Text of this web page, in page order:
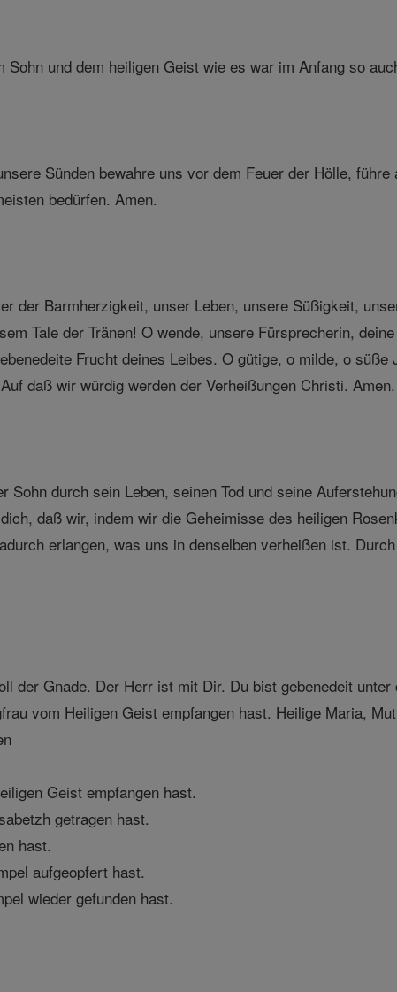
Sohn und dem heiligen Geist wie es war im Anfang so
Sünden bewahre uns vor dem Feuer der Hölle,
bedürfen. Amen.
der Barmherzigkeit, unser Leben, unsere Süßigkeit,
Tale der Tränen! O wende, unsere Fürsprecherin,
Frucht deines Leibes. O gütige, o milde, o
daß wir würdig werden der Verheißungen Christi. Amen.
Sohn durch sein Leben, seinen Tod und seine
daß wir, indem wir die Geheimisse des heiligen
erlangen, was uns in denselben verheißen ist.
der Gnade. Der Herr ist mit Dir. Du bist gebenedeit
vom Heiligen Geist empfangen hast. Heilige Maria,
Geist empfangen hast.
getragen hast.
hast.
aufgeopfert hast.
wieder gefunden hast.